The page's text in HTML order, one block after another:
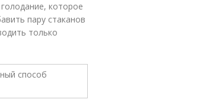
которое
пару стаканов
только